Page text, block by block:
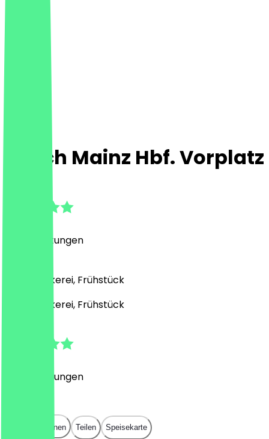
Ditsch Mainz Hbf. Vorplatz
Bewertungen
Café, Bäckerei, Frühstück
Café, Bäckerei, Frühstück
Bewertungen
In App öffnen Teilen Speisekarte